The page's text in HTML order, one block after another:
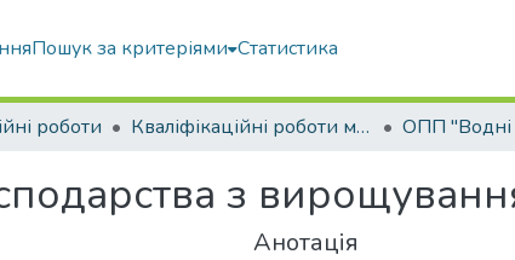
Пошук за критеріями Статистика
роботи Кваліфікаційні роботи магістрів
з
Анотація